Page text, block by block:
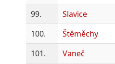
99.
Slavice
100.
Štěměchy
101.
Vaneč